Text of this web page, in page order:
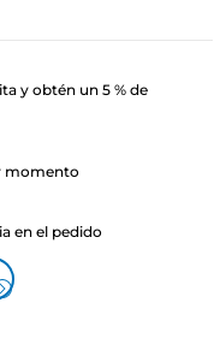
y obtén un 5 % de
momento
en el pedido